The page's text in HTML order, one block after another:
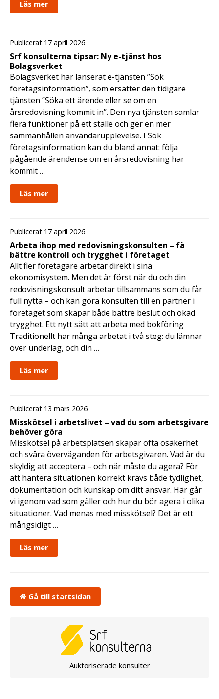
Läs mer
Publicerat 17 april 2026
Srf konsulterna tipsar: Ny e-tjänst hos
Bolagsverket
Bolagsverket har lanserat e-tjänsten ”Sök
företagsinformation”, som ersätter den tidigare
tjänsten ”Söka ett ärende eller se om en
årsredovisning kommit in”. Den nya tjänsten samlar
flera funktioner på ett ställe och ger en mer
sammanhållen användarupplevelse. I Sök
företagsinformation kan du bland annat: följa
pågående ärendense om en årsredovisning har
kommit …
Läs mer
Publicerat 17 april 2026
Arbeta ihop med redovisningskonsulten – få
bättre kontroll och trygghet i företaget
Allt fler företagare arbetar direkt i sina
ekonomisystem. Men det är först när du och din
redovisningskonsult arbetar tillsammans som du får
full nytta – och kan göra konsulten till en partner i
företaget som skapar både bättre beslut och ökad
trygghet. Ett nytt sätt att arbeta med bokföring
Traditionellt har många arbetat i två steg: du lämnar
över underlag, och din …
Läs mer
Publicerat 13 mars 2026
Misskötsel i arbetslivet – vad du som arbetsgivare
behöver göra
Misskötsel på arbetsplatsen skapar ofta osäkerhet
och svåra överväganden för arbetsgivaren. Vad är du
skyldig att acceptera – och när måste du agera? För
att hantera situationen korrekt krävs både tydlighet,
dokumentation och kunskap om ditt ansvar. Här går
vi igenom vad som gäller och hur du bör agera i olika
situationer. Vad menas med misskötsel? Det är ett
mångsidigt …
Läs mer
Gå till startsidan
Auktoriserade konsulter